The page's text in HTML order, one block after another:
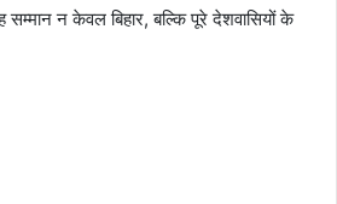
सम्मान न केवल बिहार, बल्कि पूरे देशवासियों के